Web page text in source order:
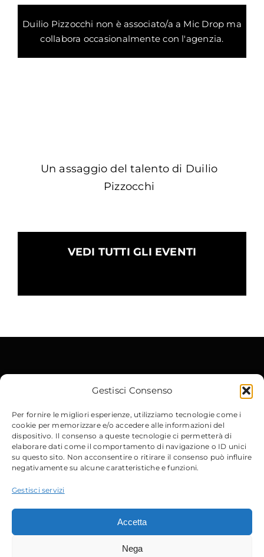
Gestisci Consenso
Per fornire le migliori esperienze, utilizziamo tecnologie come i
cookie per memorizzare e/o accedere alle informazioni del
dispositivo. Il consenso a queste tecnologie ci permetterà di
elaborare dati come il comportamento di navigazione o ID unici
su questo sito. Non acconsentire o ritirare il consenso può influire
negativamente su alcune caratteristiche e funzioni.
Gestisci servizi
Accetta
Nega
Duilio Pizzocchi non è associato/a a Mic Drop ma
collabora occasionalmente con l'agenzia.
Un assaggio del talento di Duilio
Pizzocchi
VEDI TUTTI GLI EVENTI
Contatti
Via Gobetti, 15– 40129 Bologna
Email:info@micdrop.it